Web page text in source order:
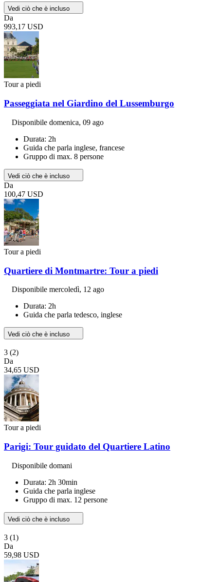
Vedi ciò che è incluso
Da
993,17 USD
Tour a piedi
Passeggiata nel Giardino del Lussemburgo
Disponibile domenica, 09 ago
Durata: 2h
Guida che parla inglese, francese
Gruppo di max. 8 persone
Vedi ciò che è incluso
Da
100,47 USD
Tour a piedi
Quartiere di Montmartre: Tour a piedi
Disponibile mercoledì, 12 ago
Durata: 2h
Guida che parla tedesco, inglese
Vedi ciò che è incluso
3 (2)
Da
34,65 USD
Tour a piedi
Parigi: Tour guidato del Quartiere Latino
Disponibile domani
Durata: 2h 30min
Guida che parla inglese
Gruppo di max. 12 persone
Vedi ciò che è incluso
3 (1)
Da
59,98 USD